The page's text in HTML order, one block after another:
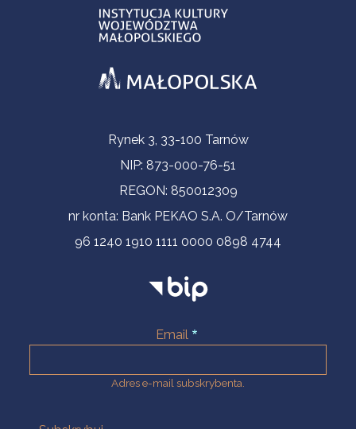
Informacje kontaktoweRynek 3, 33-100 Tarnów
NIP: 873-000-76-51
REGON: 850012309
nr konta: Bank PEKAO S.A. O/Tarnów
96 1240 1910 1111 0000 0898 4744
Email
Adres e-mail subskrybenta.